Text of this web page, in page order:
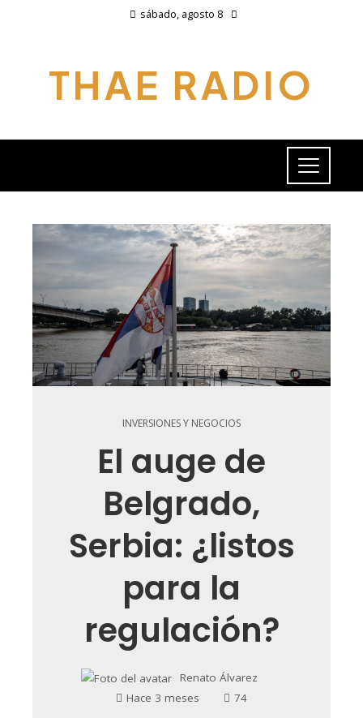
sábado, agosto 8
THAE RADIO
INVERSIONES Y NEGOCIOS
El auge de
Belgrado,
Serbia: ¿listos
para la
regulación?
Renato Álvarez
Hace 3 meses
74